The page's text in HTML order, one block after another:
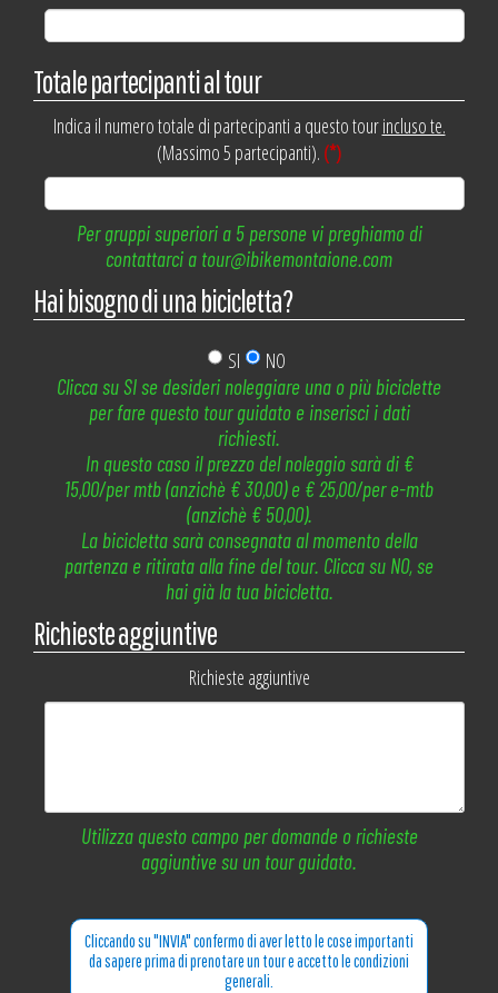
Totale partecipanti al tour
Indica il numero totale di partecipanti a questo tourincluso te.
(Massimo 5 partecipanti). (*)
Per gruppi superiori a 5 persone vi preghiamo di
contattarci a tour@ibikemontaione.com
Hai bisogno di una bicicletta?
SI NO
Clicca su SI se desideri noleggiare una o più biciclette
per fare questo tour guidato e inserisci i dati
richiesti.
In questo caso il prezzo del noleggio sarà di €
15,00/per mtb (anzichè € 30,00) e € 25,00/per e-mtb
(anzichè € 50,00).
La bicicletta sarà consegnata al momento della
partenza e ritirata alla fine del tour. Clicca su NO, se
hai già la tua bicicletta.
Richieste aggiuntive
Richieste aggiuntive
Utilizza questo campo per domande o richieste
aggiuntive su un tour guidato.
Cliccando su "INVIA" confermo di aver letto le cose importanti
da sapere prima di prenotare un tour e accetto le condizioni
generali.